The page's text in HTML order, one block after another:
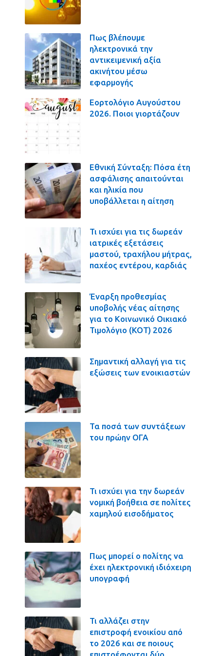
Πως βλέπουμε
ηλεκτρονικά την
αντικειμενική αξία
ακινήτου μέσω
εφαρμογής
Εορτολόγιο Αυγούστου
2026. Ποιοι γιορτάζουν
Εθνική Σύνταξη: Πόσα έτη
ασφάλισης απαιτούνται
και ηλικία που
υποβάλλεται η αίτηση
Τι ισχύει για τις δωρεάν
ιατρικές εξετάσεις
μαστού, τραχήλου μήτρας,
παχέος εντέρου, καρδιάς
Έναρξη προθεσμίας
υποβολής νέας αίτησης
για το Κοινωνικό Οικιακό
Τιμολόγιο (ΚΟΤ) 2026
Σημαντική αλλαγή για τις
εξώσεις των ενοικιαστών
Τα ποσά των συντάξεων
του πρώην ΟΓΑ
Τι ισχύει για την δωρεάν
νομική βοήθεια σε πολίτες
χαμηλού εισοδήματος
Πως μπορεί ο πολίτης να
έχει ηλεκτρονική ιδιόχειρη
υπογραφή
Τι αλλάζει στην
επιστροφή ενοικίου από
το 2026 και σε ποιους